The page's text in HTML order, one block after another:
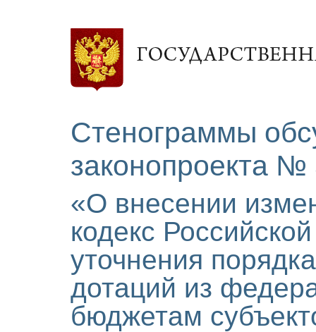
Стенограммы
законопроекта №
«О внесении
кодекс
уточнения
дотаций из
бюджетам